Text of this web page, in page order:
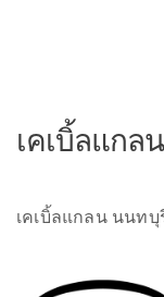
เคเบิ้ลแกล
เคเบิ้ลแกลน นนทบุ